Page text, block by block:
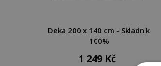
Deka 200 x 140 cm - Skladník
100%
1 249 Kč